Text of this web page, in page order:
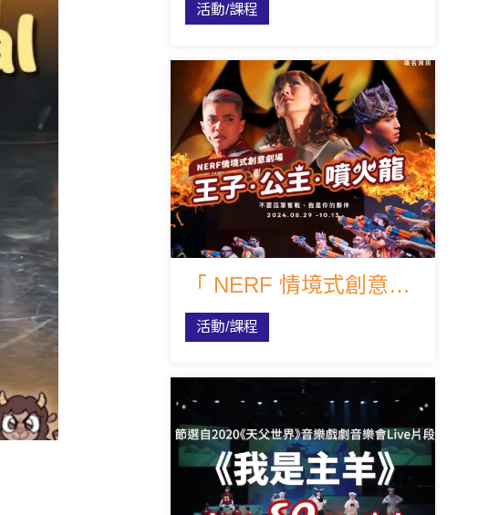
活動/課程
「 NERF 情境式創意劇場」重磅回歸！
活動/課程